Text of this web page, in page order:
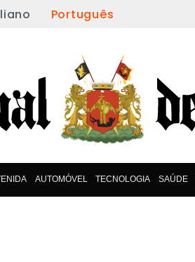
Português
AUTOMÓVEL TECNOLOGIA SAÚDE